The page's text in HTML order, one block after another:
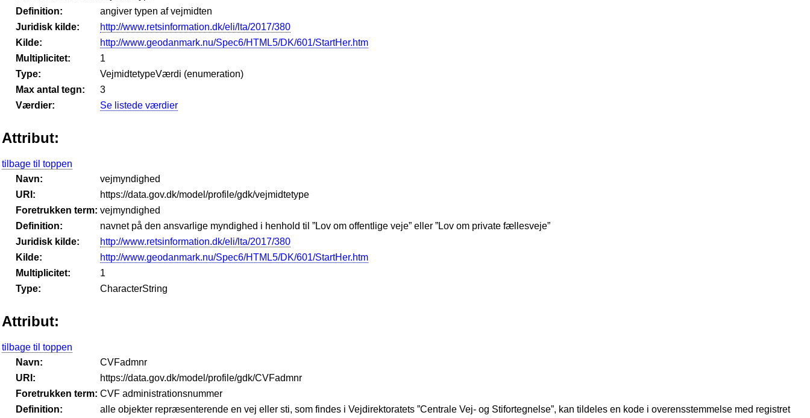
Definition:
angiver typen af vejmidten
Juridisk kilde:
http://www.retsinformation.dk/eli/lta/2017/380
Kilde:
http://www.geodanmark.nu/Spec6/HTML5/DK/601/StartHer.htm
Multiplicitet:
1
Type:
VejmidtetypeVærdi (enumeration)
Max antal tegn:
3
Værdier:
Se listede værdier
Attribut:
tilbage til toppen
Navn:
vejmyndighed
URI:
https://data.gov.dk/model/profile/gdk/vejmidtetype
Foretrukken term: vejmyndighed
Definition:
navnet på den ansvarlige myndighed i henhold til ”Lov om offentlige veje” eller ”Lov om private fællesveje”
Juridisk kilde:
http://www.retsinformation.dk/eli/lta/2017/380
Kilde:
http://www.geodanmark.nu/Spec6/HTML5/DK/601/StartHer.htm
Multiplicitet:
1
Type:
CharacterString
Attribut:
tilbage til toppen
Navn:
CVFadmnr
URI:
https://data.gov.dk/model/profile/gdk/CVFadmnr
Foretrukken term: CVF administrationsnummer
Definition:
alle objekter repræsenterende en vej eller sti, som findes i Vejdirektoratets ”Centrale Vej- og Stifortegnelse”, kan tildeles en kode i overensstemmelse med registret